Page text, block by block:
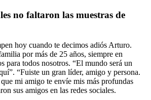
no faltaron las muestras de
hoy cuando te decimos adiós Arturo.
por más de 25 años, siempre en
para todos nosotros. “El mundo será un
“Fuiste un gran líder, amigo y persona.
mi amigo te envíe mis más profundas
sus amigos en las redes sociales.